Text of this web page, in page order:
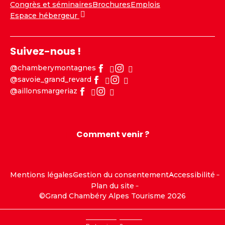
Congrès et séminairesBrochuresEmplois
Espace hébergeur
Suivez-nous !
@chamberymontagnes
@savoie_grand_revard
@aillonsmargeriaz
Comment venir ?
Mentions légalesGestion du consentementAccessibilité
Plan du site
©Grand Chambéry Alpes Tourisme 2026